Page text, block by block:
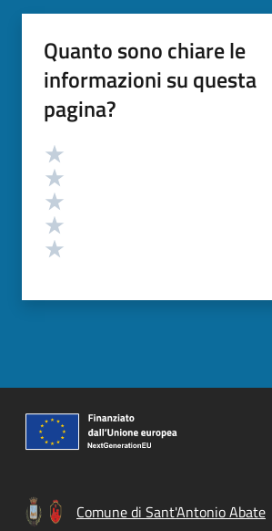
Quanto sono chiare le
informazioni su questa
pagina?
Valutazione
Comune di Sant'Antonio Abate